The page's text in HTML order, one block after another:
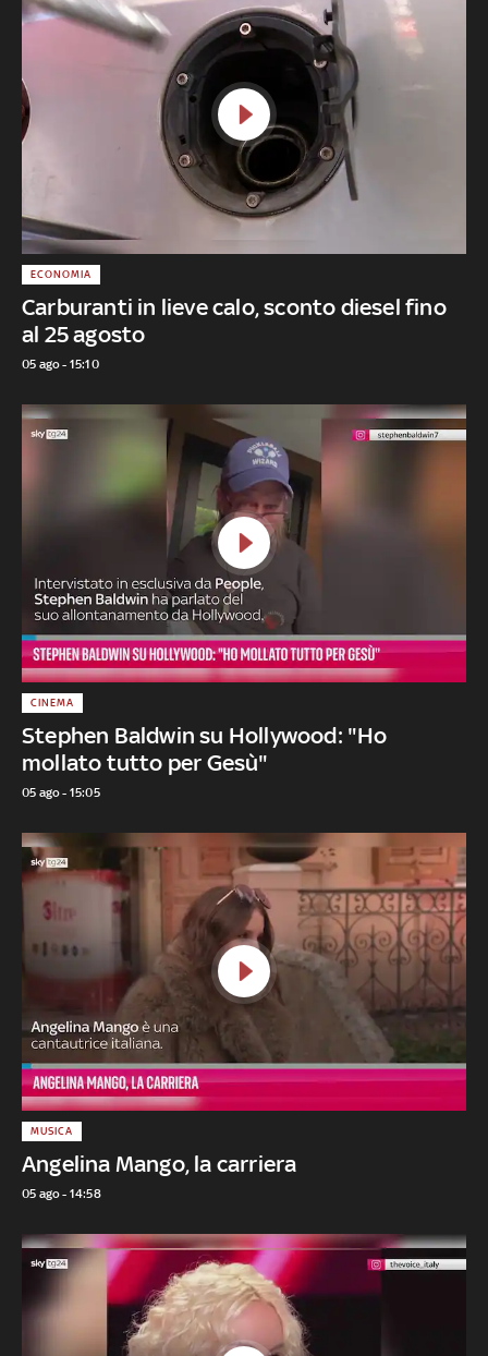
Carburanti in lieve calo, sconto diesel fino
al 25 agosto
ECONOMIA
05 ago - 15:10
Stephen Baldwin su Hollywood: "Ho
mollato tutto per Gesù"
CINEMA
05 ago - 15:05
Angelina Mango, la carriera
MUSICA
05 ago - 14:58